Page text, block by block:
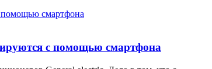
с помощью смартфона